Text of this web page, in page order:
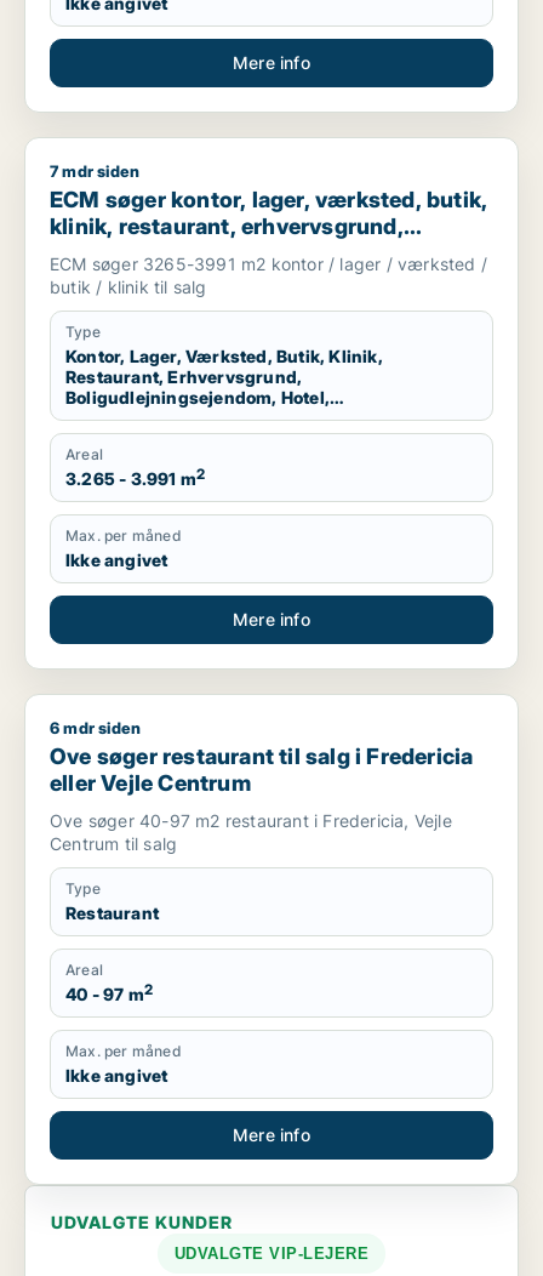
Mere info
ECM søger kontor, lager, værksted, butik, klinik,
7 mdr siden
ECM søger kontor, lager, værksted, butik,
klinik, restaurant, erhvervsgrund,
boligudlejningsejendom, hotel,
produktionslokaler eller garage til salg i
Kolding, Egtved eller Almind m.fl.
ECM søger 3265-3991 m2 kontor / lager / værksted /
butik / klinik til salg
Type
Kontor, Lager, Værksted, Butik, Klinik,
Restaurant, Erhvervsgrund,
Boligudlejningsejendom, Hotel,
Produktionslokaler, Garage
Areal
3.265 - 3.991 m2
Max. per måned
Ikke angivet
Mere info
Ove søger restaurant til salg i Fredericia eller Vejle Centrum
6 mdr siden
Ove søger restaurant til salg i Fredericia
eller Vejle Centrum
Ove søger 40-97 m2 restaurant i Fredericia, Vejle
Centrum til salg
Type
Restaurant
Areal
40 - 97 m2
Max. per måned
Ikke angivet
Mere info
UDVALGTE KUNDER
UDVALGTE VIP-LEJERE